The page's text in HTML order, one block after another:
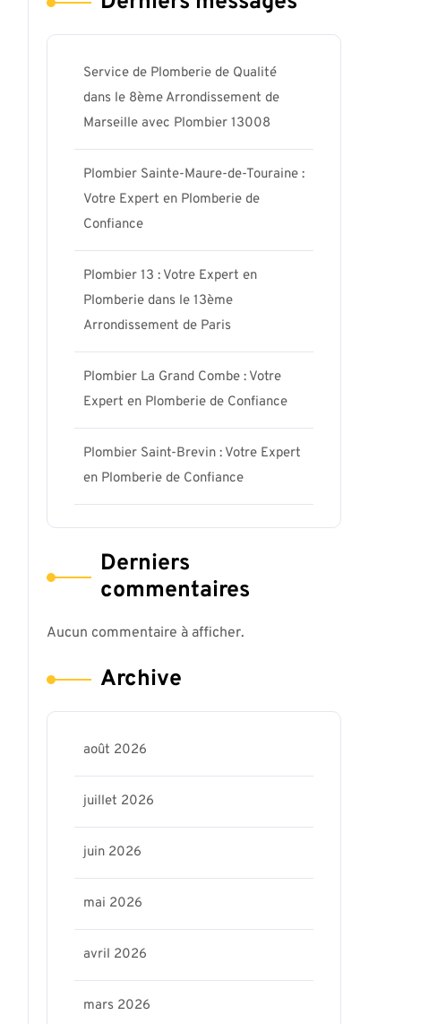
Service de Plomberie de Qualité
dans le 8ème Arrondissement de
Marseille avec Plombier 13008
Plombier Sainte-Maure-de-Touraine :
Votre Expert en Plomberie de
Confiance
Plombier 13 : Votre Expert en
Plomberie dans le 13ème
Arrondissement de Paris
Plombier La Grand Combe : Votre
Expert en Plomberie de Confiance
Plombier Saint-Brevin : Votre Expert
en Plomberie de Confiance
Derniers
commentaires
Aucun commentaire à afficher.
Archive
août 2026
juillet 2026
juin 2026
mai 2026
avril 2026
mars 2026